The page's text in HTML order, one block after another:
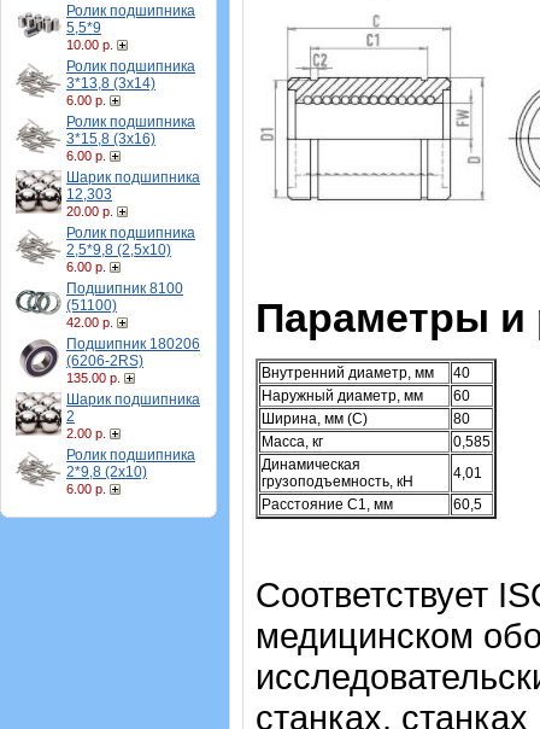
Ролик подшипника
5,5*9
10.00 р.
Ролик подшипника
3*13,8 (3х14)
6.00 р.
Ролик подшипника
3*15,8 (3х16)
6.00 р.
Шарик подшипника
12,303
20.00 р.
Ролик подшипника
2,5*9,8 (2,5х10)
6.00 р.
Подшипник 8100
(51100)
42.00 р.
Подшипник 180206
(6206-2RS)
135.00 р.
Шарик подшипника
2
2.00 р.
Ролик подшипника
2*9,8 (2х10)
6.00 р.
Параметры и
Внутренний диаметр, мм
40
Наружный диаметр, мм
60
Ширина, мм (C)
80
Масса, кг
0,585
Динамическая
грузоподъемность, кН
4,01
Расстояние C1, мм
60,5
Соответствует
медицинском
станках,